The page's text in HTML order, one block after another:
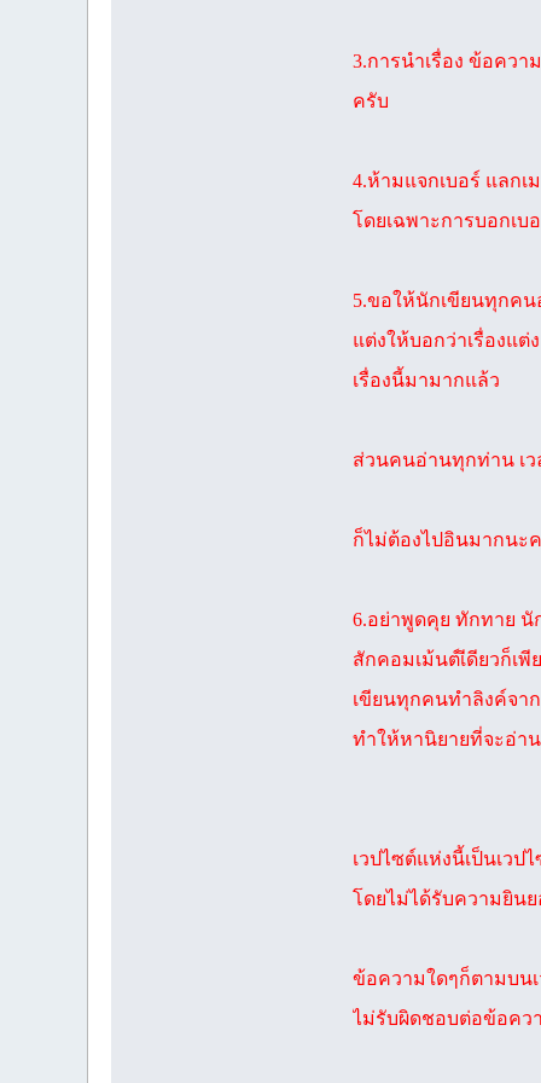
3.การนำเรื่อง ข้อคว
ครับ
4.ห้ามแจกเบอร์ แลกเ
โดยเฉพาะการบอกเ
5.ขอให้นักเขียนทุกคน
แต่งให้บอกว่าเรื่องแต่
เรื่องนี้มามากแล้ว
ส่วนคนอ่านทุกท่าน เว
ก็ไม่ต้องไปอินมากนะ
6.อย่าพูดคุย ทักทาย นั
สักคอมเม้นต์เีดียวก็เ
เขียนทุกคนทำลิงค์จา
ทำให้หานิยายที่จะอ่า
เวปไซต์แห่งนี้เป็นเว
โดยไม่ได้รับความยิน
ข้อความใดๆก็ตามบน
ไม่รับผิดชอบต่อข้อคว